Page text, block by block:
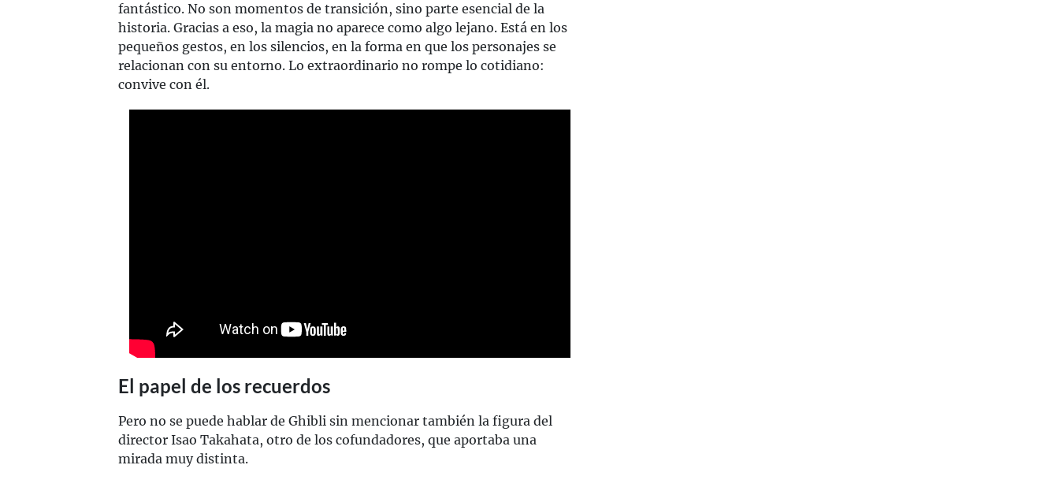
fantástico. No son momentos de transición, sino parte esencial de la
historia. Gracias a eso, la magia no aparece como algo lejano. Está en los
pequeños gestos, en los silencios, en la forma en que los personajes se
relacionan con su entorno. Lo extraordinario no rompe lo cotidiano:
convive con él.
El papel de los recuerdos
Pero no se puede hablar de Ghibli sin mencionar también la figura del
director Isao Takahata, otro de los cofundadores, que aportaba una
mirada muy distinta.